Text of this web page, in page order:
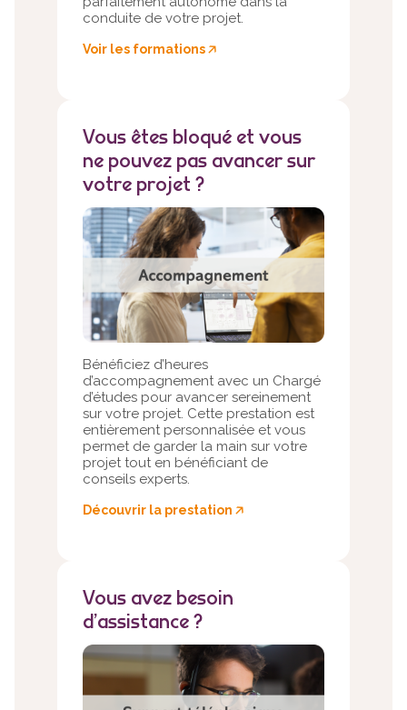
conduite de votre projet.
Voir les formations 🡥
Vous êtes bloqué et vous
ne pouvez pas avancer sur
votre projet ?
Bénéficiez d’heures
d’accompagnement avec un Chargé
d’études pour avancer sereinement
sur votre projet. Cette prestation est
entièrement personnalisée et vous
permet de garder la main sur votre
projet tout en bénéficiant de
conseils experts.
Découvrir la prestation 🡥
Vous avez besoin
d’assistance ?